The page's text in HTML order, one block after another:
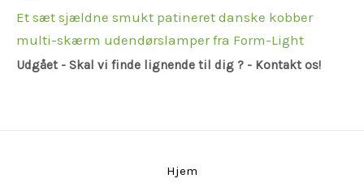
Et sæt sjældne smukt patineret danske kobber
multi-skærm udendørslamper fra Form-Light
Udgået - Skal vi finde lignende til dig ? - Kontakt os!
Hjem